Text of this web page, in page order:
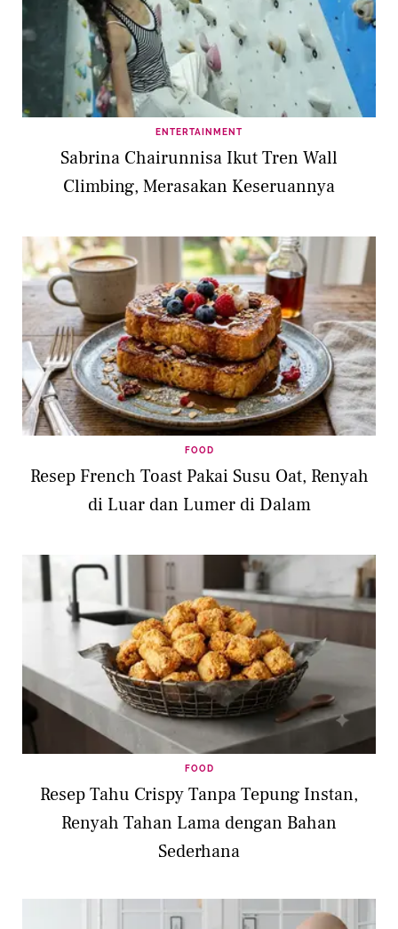
ENTERTAINMENT
Sabrina Chairunnisa Ikut Tren Wall
Climbing, Merasakan Keseruannya
FOOD
Resep French Toast Pakai Susu Oat, Renyah
di Luar dan Lumer di Dalam
FOOD
Resep Tahu Crispy Tanpa Tepung Instan,
Renyah Tahan Lama dengan Bahan
Sederhana